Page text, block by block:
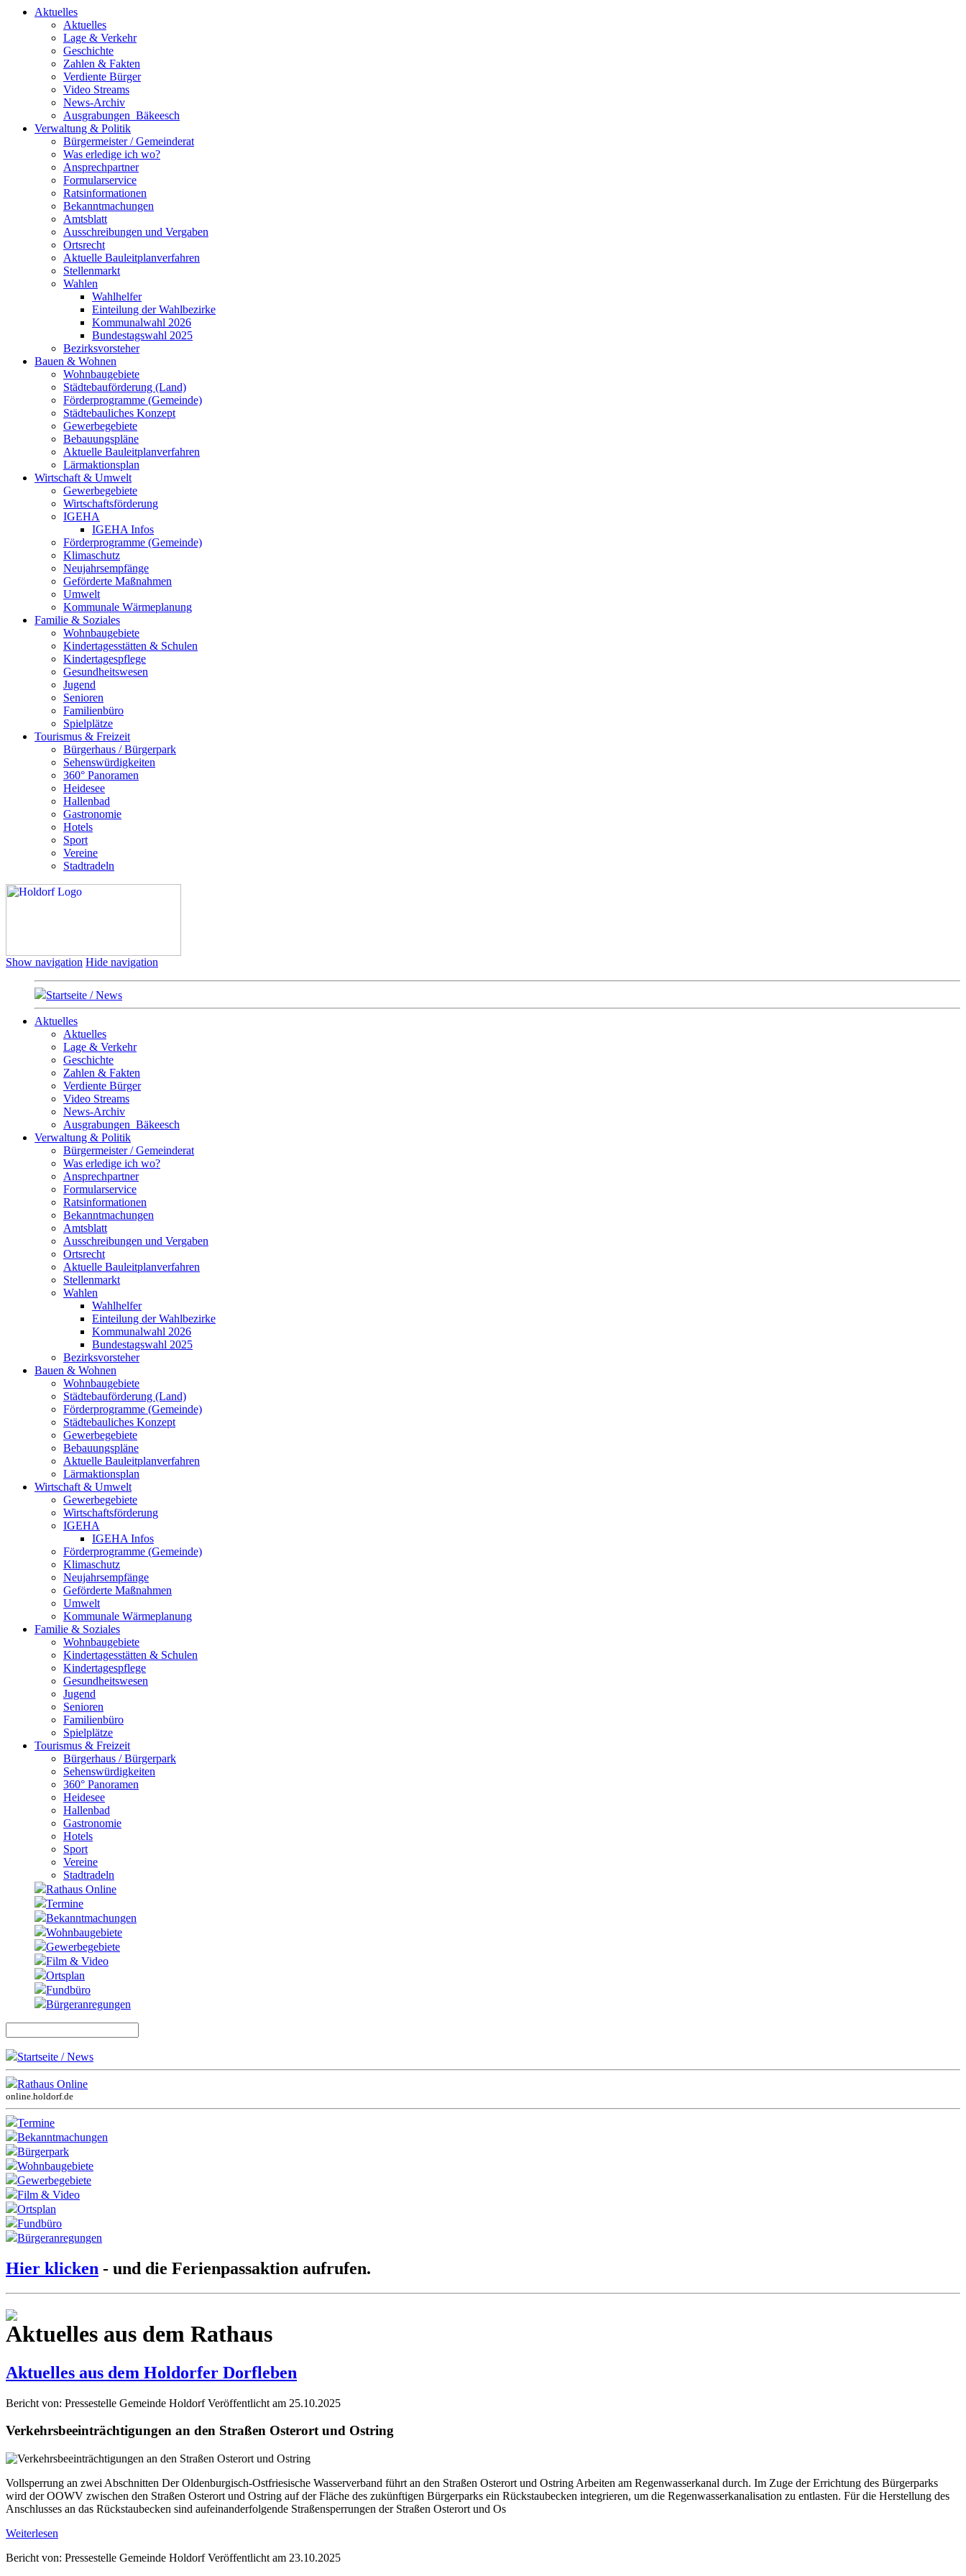
Aktuelles
Aktuelles
Lage & Verkehr
Geschichte
Zahlen & Fakten
Verdiente Bürger
Video Streams
News-Archiv
Ausgrabungen_Bäkeesch
Verwaltung & Politik
Bürgermeister / Gemeinderat
Was erledige ich wo?
Ansprechpartner
Formularservice
Ratsinformationen
Bekanntmachungen
Amtsblatt
Ausschreibungen und Vergaben
Ortsrecht
Aktuelle Bauleitplanverfahren
Stellenmarkt
Wahlen
Wahlhelfer
Einteilung der Wahlbezirke
Kommunalwahl 2026
Bundestagswahl 2025
Bezirksvorsteher
Bauen & Wohnen
Wohnbaugebiete
Städtebauförderung (Land)
Förderprogramme (Gemeinde)
Städtebauliches Konzept
Gewerbegebiete
Bebauungspläne
Aktuelle Bauleitplanverfahren
Lärmaktionsplan
Wirtschaft & Umwelt
Gewerbegebiete
Wirtschaftsförderung
IGEHA
IGEHA Infos
Förderprogramme (Gemeinde)
Klimaschutz
Neujahrsempfänge
Geförderte Maßnahmen
Umwelt
Kommunale Wärmeplanung
Familie & Soziales
Wohnbaugebiete
Kindertagesstätten & Schulen
Kindertagespflege
Gesundheitswesen
Jugend
Senioren
Familienbüro
Spielplätze
Tourismus & Freizeit
Bürgerhaus / Bürgerpark
Sehenswürdigkeiten
360° Panoramen
Heidesee
Hallenbad
Gastronomie
Hotels
Sport
Vereine
Stadtradeln
Show navigation Hide navigation
Startseite / News
Aktuelles
Aktuelles
Lage & Verkehr
Geschichte
Zahlen & Fakten
Verdiente Bürger
Video Streams
News-Archiv
Ausgrabungen_Bäkeesch
Verwaltung & Politik
Bürgermeister / Gemeinderat
Was erledige ich wo?
Ansprechpartner
Formularservice
Ratsinformationen
Bekanntmachungen
Amtsblatt
Ausschreibungen und Vergaben
Ortsrecht
Aktuelle Bauleitplanverfahren
Stellenmarkt
Wahlen
Wahlhelfer
Einteilung der Wahlbezirke
Kommunalwahl 2026
Bundestagswahl 2025
Bezirksvorsteher
Bauen & Wohnen
Wohnbaugebiete
Städtebauförderung (Land)
Förderprogramme (Gemeinde)
Städtebauliches Konzept
Gewerbegebiete
Bebauungspläne
Aktuelle Bauleitplanverfahren
Lärmaktionsplan
Wirtschaft & Umwelt
Gewerbegebiete
Wirtschaftsförderung
IGEHA
IGEHA Infos
Förderprogramme (Gemeinde)
Klimaschutz
Neujahrsempfänge
Geförderte Maßnahmen
Umwelt
Kommunale Wärmeplanung
Familie & Soziales
Wohnbaugebiete
Kindertagesstätten & Schulen
Kindertagespflege
Gesundheitswesen
Jugend
Senioren
Familienbüro
Spielplätze
Tourismus & Freizeit
Bürgerhaus / Bürgerpark
Sehenswürdigkeiten
360° Panoramen
Heidesee
Hallenbad
Gastronomie
Hotels
Sport
Vereine
Stadtradeln
Rathaus Online
Termine
Bekanntmachungen
Wohnbaugebiete
Gewerbegebiete
Film & Video
Ortsplan
Fundbüro
Bürgeranregungen
Startseite / News
Rathaus Online
online.holdorf.de
Termine
Bekanntmachungen
Bürgerpark
Wohnbaugebiete
Gewerbegebiete
Film & Video
Ortsplan
Fundbüro
Bürgeranregungen
Hier klicken - und die Ferienpassaktion aufrufen.
Aktuelles aus dem Rathaus
Aktuelles aus dem Holdorfer Dorfleben
Bericht von: Pressestelle Gemeinde Holdorf Veröffentlicht am 25.10.2025
Verkehrsbeeinträchtigungen an den Straßen Osterort und Ostring
Vollsperrung an zwei Abschnitten Der Oldenburgisch-Ostfriesische Wasserverband führt an den Straßen Osterort und Ostring Arbeiten am Regenwasserkanal durch. Im Zuge der Errichtung des Bürgerparks
wird der OOWV zwischen den Straßen Osterort und Ostring auf der Fläche des zukünftigen Bürgerparks ein Rückstaubecken integrieren, um die Regenwasserkanalisation zu entlasten. Für die Herstellung des
Anschlusses an das Rückstaubecken sind aufeinanderfolgende Straßensperrungen der Straßen Osterort und Os
Weiterlesen
Bericht von: Pressestelle Gemeinde Holdorf Veröffentlicht am 23.10.2025